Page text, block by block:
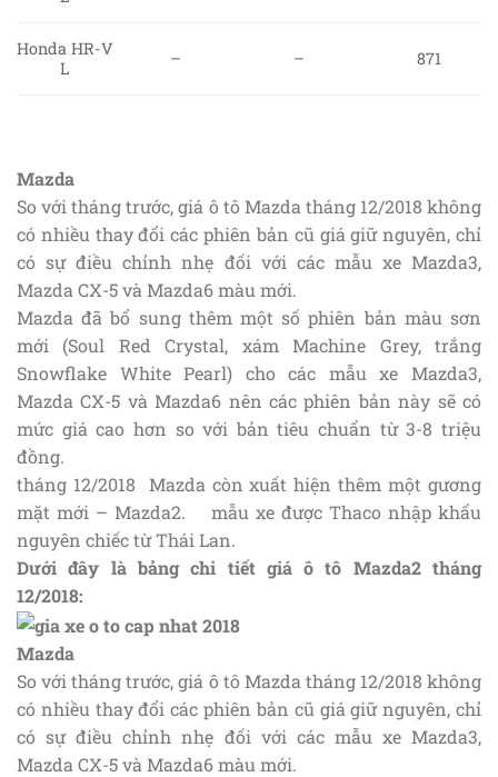
Honda HR-V
L
– – 871
Mazda
So với tháng trước, giá ô tô Mazda tháng 12/2018 không
có nhiều thay đổi các phiên bản cũ giá giữ nguyên, chỉ
có sự điều chỉnh nhẹ đối với các mẫu xe Mazda3,
Mazda CX-5 và Mazda6 màu mới.
Mazda đã bổ sung thêm một số phiên bản màu sơn
mới (Soul Red Crystal, xám Machine Grey, trắng
Snowflake White Pearl) cho các mẫu xe Mazda3,
Mazda CX-5 và Mazda6 nên các phiên bản này sẽ có
mức giá cao hơn so với bản tiêu chuẩn từ 3-8 triệu
đồng.
tháng 12/2018 Mazda còn xuất hiện thêm một gương
mặt mới – Mazda2. mẫu xe được Thaco nhập khẩu
nguyên chiếc từ Thái Lan.
Dưới đây là bảng chi tiết giá ô tô Mazda2 tháng
12/2018:
Mazda
So với tháng trước, giá ô tô Mazda tháng 12/2018 không
có nhiều thay đổi các phiên bản cũ giá giữ nguyên, chỉ
có sự điều chỉnh nhẹ đối với các mẫu xe Mazda3,
Mazda CX-5 và Mazda6 màu mới.